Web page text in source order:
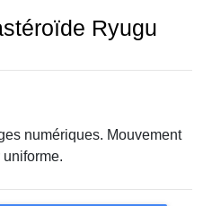
Ryugu
numériques. Mouvement